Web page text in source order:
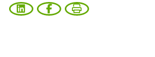
du capital investi. Pour bien